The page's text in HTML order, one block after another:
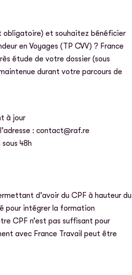
obligatoire) et souhaitez bénéficier
en Voyages (TP CVV) ? France
étude de votre dossier (sous
durant votre parcours de
à jour
: contact@raf.re
48h
d’avoir du CPF à hauteur du
pour intégrer la formation
CPF n’est pas suffisant pour
avec France Travail peut être